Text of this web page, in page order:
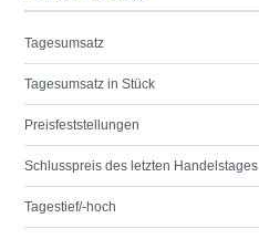
Tagesumsatz
Tagesumsatz in Stück
Preisfeststellungen
Schlusspreis des letzten Handelstages
Tagestief/-hoch